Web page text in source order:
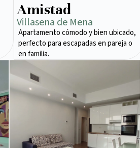
Amistad
Villasena de Mena
Apartamento cómodo y bien ubicado,
perfecto para escapadas en pareja o
en familia.